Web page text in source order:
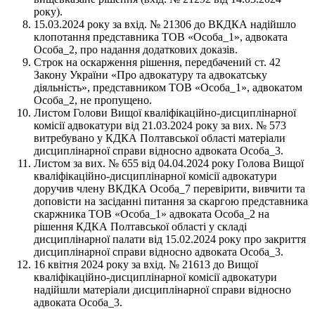
року).
15.03.2024 року за вхід. № 21306 до ВКДКА надійшло
клопотання представника ТОВ «Особа_1», адвоката
Особа_2, про надання додаткових доказів.
Строк на оскарження рішення, передбачений ст. 42
Закону України «Про адвокатуру та адвокатську
діяльність», представником ТОВ «Особа_1», адвокатом
Особа_2, не пропущено.
Листом Голови Вищої кваліфікаційно-дисциплінарної
комісії адвокатури від 21.03.2024 року за вих. № 573
витребувано у КДКА Полтавської області матеріали
дисциплінарної справи відносно адвоката Особа_3.
Листом за вих. № 655 від 04.04.2024 року Голова Вищої
кваліфікаційно-дисциплінарної комісії адвокатури
доручив члену ВКДКА Особа_7 перевірити, вивчити та
доповісти на засіданні питання за скаргою представника
скаржника ТОВ «Особа_1» адвоката Особа_2 на
рішення КДКА Полтавської області у складі
дисциплінарної палати від 15.02.2024 року про закриття
дисциплінарної справи відносно адвоката Особа_3.
16 квітня 2024 року за вхід. № 21613 до Вищої
кваліфікаційно-дисциплінарної комісії адвокатури
надійшли матеріали дисциплінарної справи відносно
адвоката Особа_3.